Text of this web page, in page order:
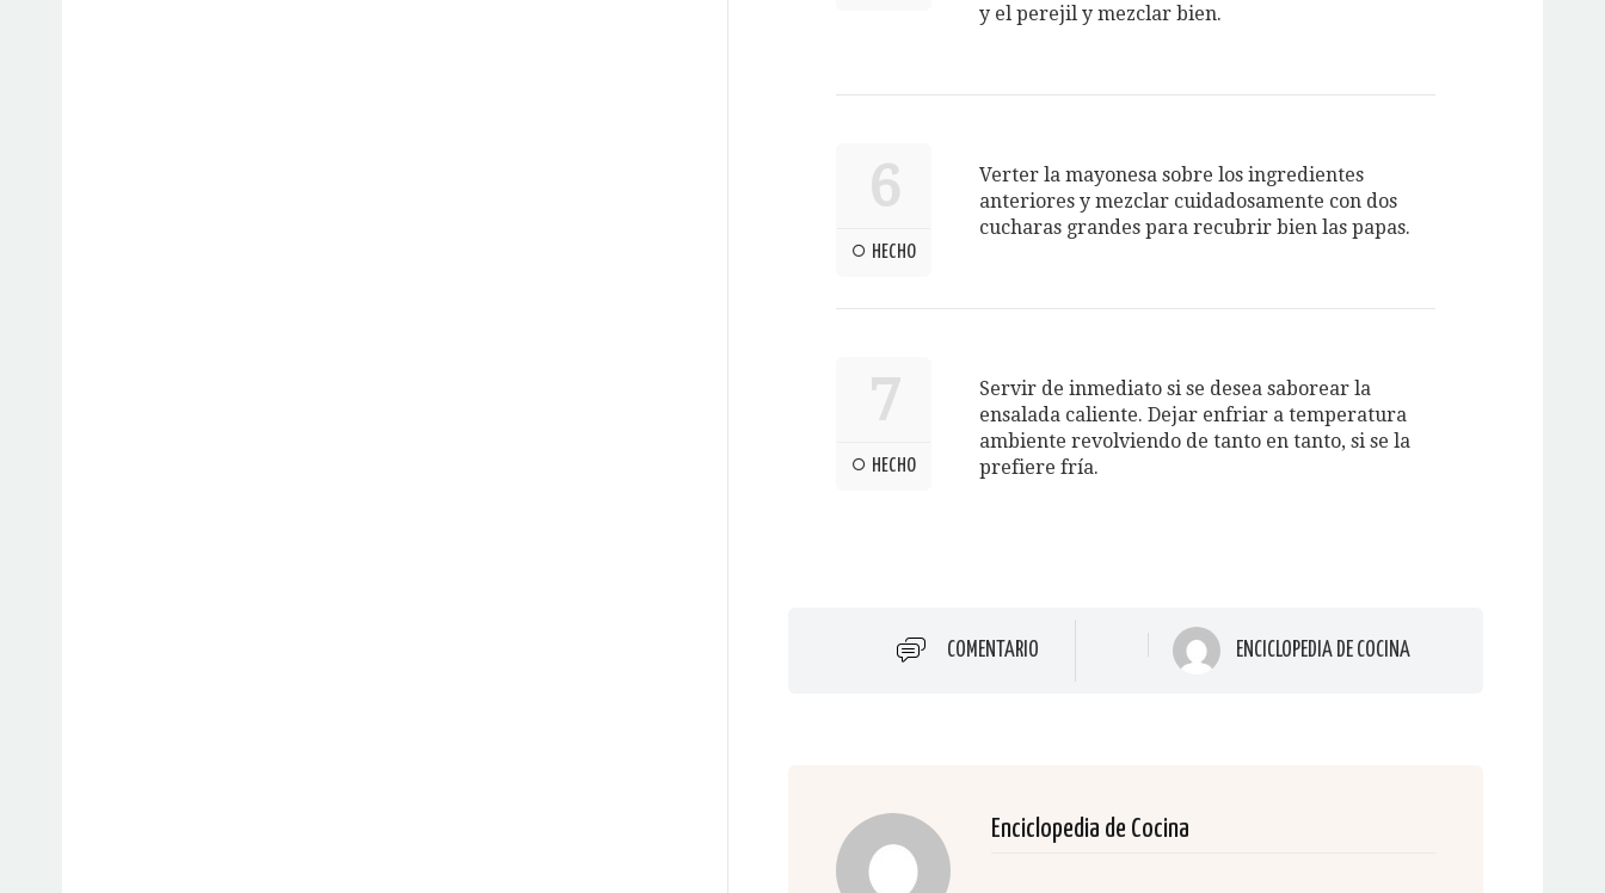
y el perejil y mezclar bien.
6
HECHO
Verter la mayonesa sobre los ingredientes
anteriores y mezclar cuidadosamente con dos
cucharas grandes para recubrir bien las papas.
7
HECHO
Servir de inmediato si se desea saborear la
ensalada caliente. Dejar enfriar a temperatura
ambiente revolviendo de tanto en tanto, si se la
prefiere fría.
COMENTARIO ENCICLOPEDIA DE COCINA
Enciclopedia de Cocina